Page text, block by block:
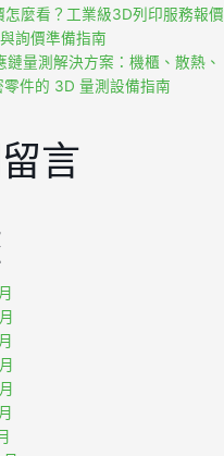
怎麼看？工業級3D列印服務報價
詢價準備指南
鏈量測解決方案：機櫃、散熱、
零件的 3D 量測設備指南
言